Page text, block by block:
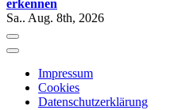
erkennen
Sa.. Aug. 8th, 2026
Impressum
Cookies
Datenschutzerklärung